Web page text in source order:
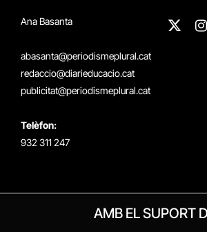
Ana Basanta
abasanta@periodismeplural.cat
redaccio@diarieducacio.cat
publicitat@periodismeplural.cat
Telèfon:
932 311 247
X
AMB EL SUPORT